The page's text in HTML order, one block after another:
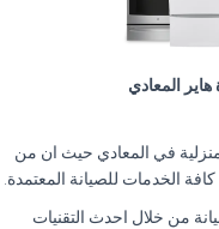
هاير المعادي
في المعادي حيث ان من
الخدمات للصيانة المعتمدة.
من خلال احدث التقنيات